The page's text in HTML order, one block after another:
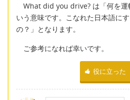
What did you drive? は「何を運
いう意味です。こなれた日本語に
の？」となります。
ご参考になれば幸いです。
役に立った